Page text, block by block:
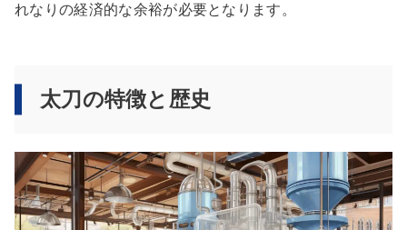
れなりの経済的な余裕が必要となります。
太刀の特徴と歴史